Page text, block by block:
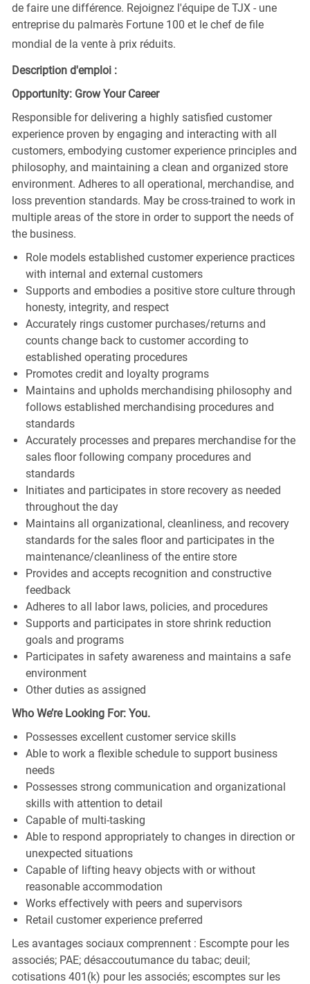
de faire une différence. Rejoignez l'équipe de TJX - une
entreprise du palmarès Fortune 100 et le chef de file
mondial de la vente à prix réduits.
Description d'emploi :
Opportunity: Grow Your Career
Responsible for delivering a highly satisfied customer
experience proven by engaging and interacting with all
customers, embodying customer experience principles and
philosophy, and maintaining a clean and organized store
environment. Adheres to all operational, merchandise, and
loss prevention standards. May be cross-trained to work in
multiple areas of the store in order to support the needs of
the business.
Role models established customer experience practices
with internal and external customers
Supports and embodies a positive store culture through
honesty, integrity, and respect
Accurately rings customer purchases/returns and
counts change back to customer according to
established operating procedures
Promotes credit and loyalty programs
Maintains and upholds merchandising philosophy and
follows established merchandising procedures and
standards
Accurately processes and prepares merchandise for the
sales floor following company procedures and
standards
Initiates and participates in store recovery as needed
throughout the day
Maintains all organizational, cleanliness, and recovery
standards for the sales floor and participates in the
maintenance/cleanliness of the entire store
Provides and accepts recognition and constructive
feedback
Adheres to all labor laws, policies, and procedures
Supports and participates in store shrink reduction
goals and programs
Participates in safety awareness and maintains a safe
environment
Other duties as assigned
Who We’re Looking For: You.
Possesses excellent customer service skills
Able to work a flexible schedule to support business
needs
Possesses strong communication and organizational
skills with attention to detail
Capable of multi-tasking
Able to respond appropriately to changes in direction or
unexpected situations
Capable of lifting heavy objects with or without
reasonable accommodation
Works effectively with peers and supervisors
Retail customer experience preferred
Les avantages sociaux comprennent : Escompte pour les
associés; PAE; désaccoutumance du tabac; deuil;
cotisations 401(k) pour les associés; escomptes sur les